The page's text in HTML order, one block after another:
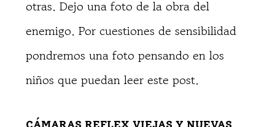
otras. Dejo una foto de la obra del
enemigo. Por cuestiones de sensibilidad
pondremos una foto pensando en los
niños que puedan leer este post.